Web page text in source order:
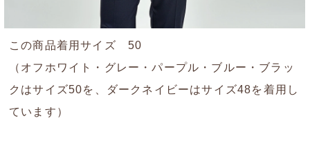
この商品着用サイズ 50
（オフホワイト・グレー・パープル・ブルー・ブラッ
クはサイズ50を、ダークネイビーはサイズ48を着用し
ています）